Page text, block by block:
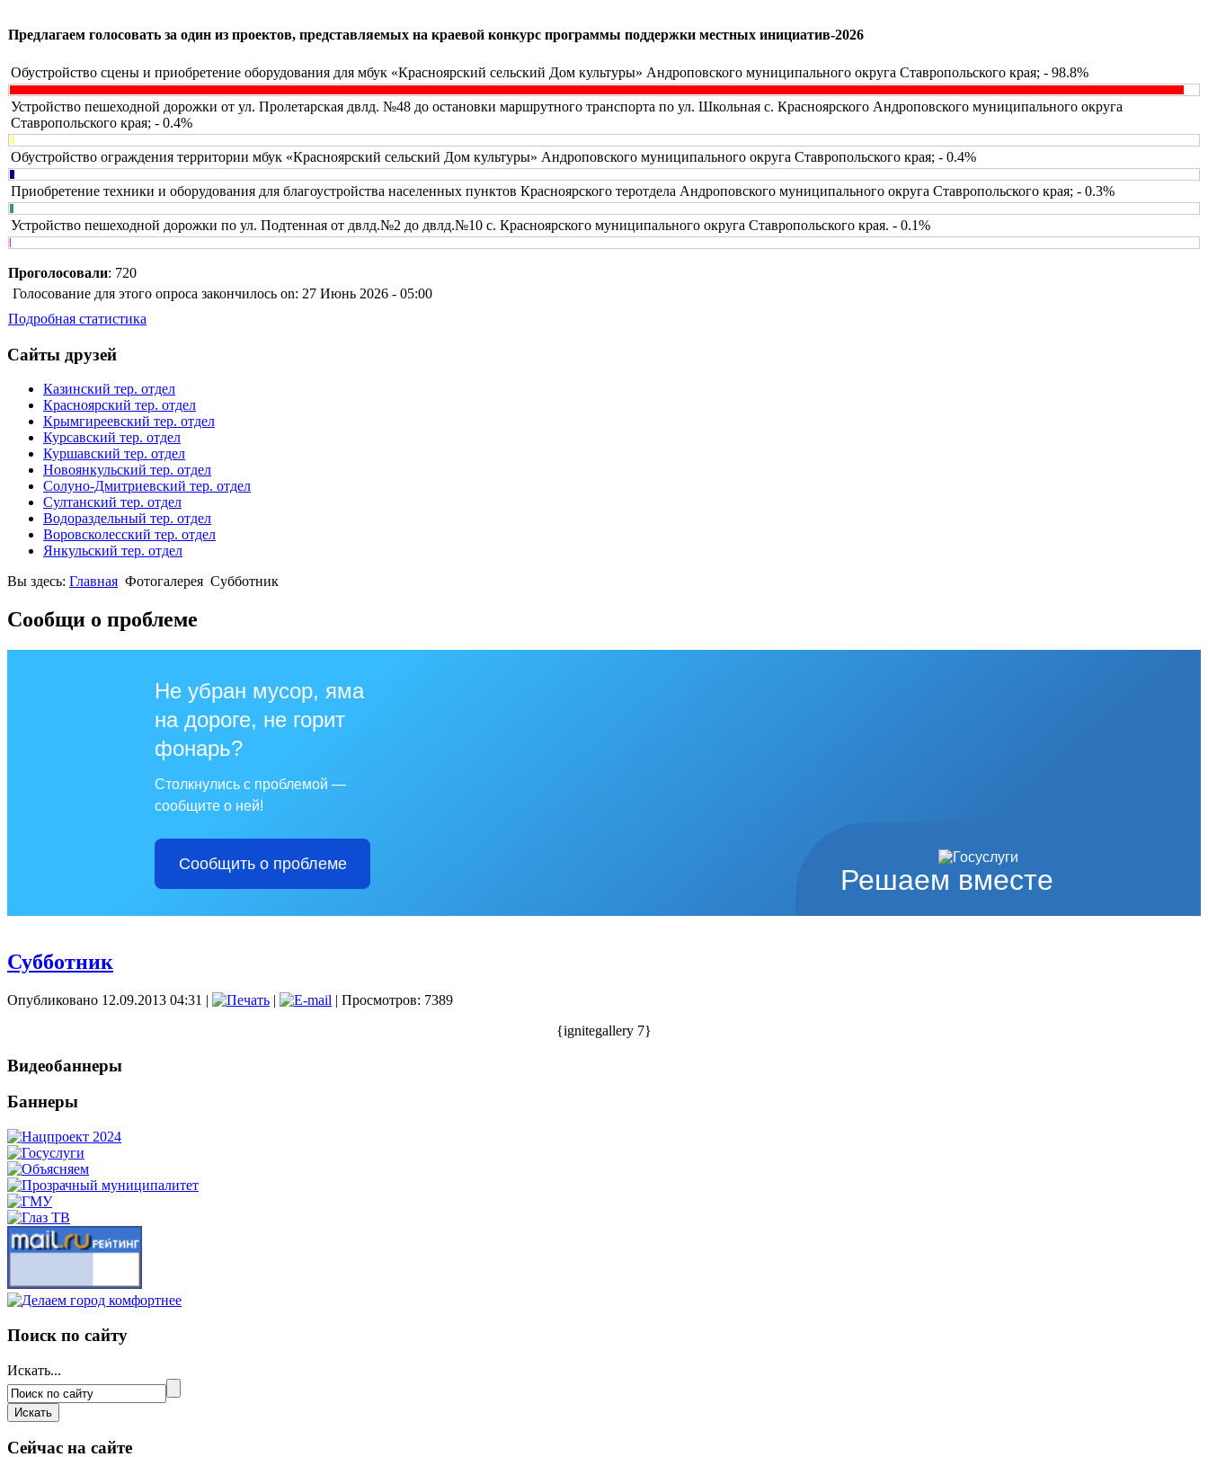
Предлагаем голосовать за один из проектов, представляемых на краевой конкурс программы поддержки местных инициатив-2026
Обустройство сцены и приобретение оборудования для мбук «Красноярский сельский Дом культуры» Андроповского муниципального округа Ставропольского края; - 98.8%
Устройство пешеходной дорожки от ул. Пролетарская двлд. №48 до остановки маршрутного транспорта по ул. Школьная с. Красноярского Андроповского муниципального округа
Ставропольского края; - 0.4%
Обустройство ограждения территории мбук «Красноярский сельский Дом культуры» Андроповского муниципального округа Ставропольского края; - 0.4%
Приобретение техники и оборудования для благоустройства населенных пунктов Красноярского теротдела Андроповского муниципального округа Ставропольского края; - 0.3%
Устройство пешеходной дорожки по ул. Подтенная от двлд.№2 до двлд.№10 с. Красноярского муниципального округа Ставропольского края. - 0.1%
Проголосовали: 720
Голосование для этого опроса закончилось on: 27 Июнь 2026 - 05:00
Подробная статистика
Сайты друзей
Казинский тер. отдел
Красноярский тер. отдел
Крымгиреевский тер. отдел
Курсавский тер. отдел
Куршавский тер. отдел
Новоянкульский тер. отдел
Солуно-Дмитриевский тер. отдел
Султанский тер. отдел
Водораздельный тер. отдел
Воровсколесский тер. отдел
Янкульский тер. отдел
Вы здесь: Главная Фотогалерея Субботник
Сообщи о проблеме
Решаем вместе
Не убран мусор, яма
на дороге, не горит
фонарь?
Столкнулись с проблемой —
сообщите о ней!
Сообщить о проблеме
Субботник
Опубликовано 12.09.2013 04:31 | |
| Просмотров: 7389
{ignitegallery 7}
Видеобаннеры
Баннеры
Поиск по сайту
Искать...
Сейчас на сайте